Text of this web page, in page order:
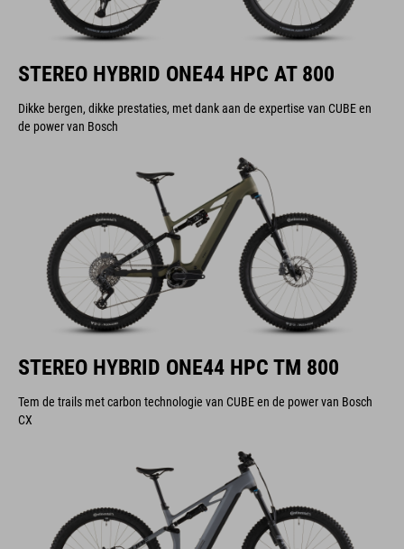
STEREO HYBRID ONE44 HPC AT 800
Dikke bergen, dikke prestaties, met dank aan de expertise van CUBE en
de power van Bosch
STEREO HYBRID ONE44 HPC TM 800
Tem de trails met carbon technologie van CUBE en de power van Bosch
CX